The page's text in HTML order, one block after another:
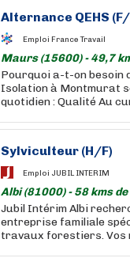
Alternance QEHS
Emploi France Travail
Maurs (15600) - 49,7
Pourquoi a-t-on besoin
Isolation à Montmurat
quotidien : Qualité Au
Sylviculteur (H/F)
Emploi JUBIL INTERIM
Albi (81000) - 58 kms de
Jubil Intérim Albi
entreprise familiale
travaux forestiers. Vos